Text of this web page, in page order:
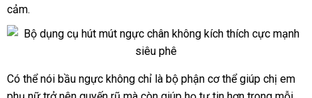
chân
cảm.
Bộ
Có thể nói bầu ngực không chỉ là bộ phận cơ thể giúp chị em